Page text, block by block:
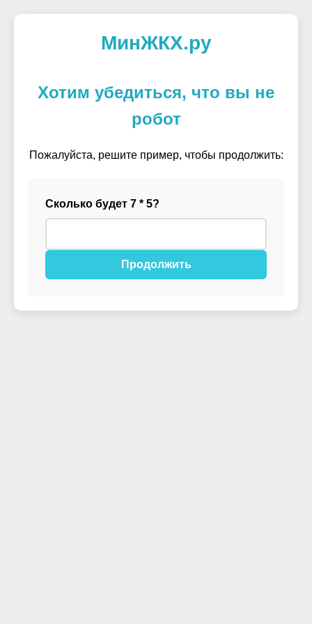
МинЖКХ.ру
Хотим убедиться, что вы не
робот
Пожалуйста, решите пример, чтобы продолжить:
Сколько будет 7 * 5?
Продолжить